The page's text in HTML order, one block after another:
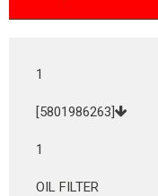
1
[5801986263]
1
OIL FILTER